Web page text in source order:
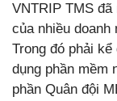
VNTRIP TMS
của nhiều
Trong đó phải
dụng phần mềm
phần Quân đội